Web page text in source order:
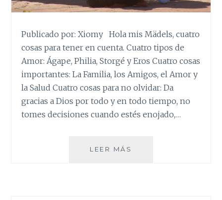
Publicado por: Xiomy Hola mis Mädels, cuatro
cosas para tener en cuenta. Cuatro tipos de
Amor: Ágape, Philia, Storgé y Eros Cuatro cosas
importantes: La Familia, los Amigos, el Amor y
la Salud Cuatro cosas para no olvidar: Da
gracias a Dios por todo y en todo tiempo, no
tomes decisiones cuando estés enojado,…
LEER MÁS